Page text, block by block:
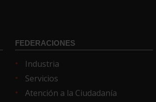
FEDERACIONES
Industria
Servicios
Atención a la Ciudadanía